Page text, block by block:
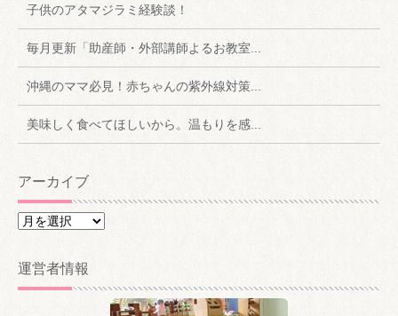
子供のアタマジラミ経験談！
毎月更新「助産師・外部講師よるお教室...
沖縄のママ必見！赤ちゃんの紫外線対策...
美味しく食べてほしいから。温もりを感...
アーカイブ
ア
カ
イ
運営者情報